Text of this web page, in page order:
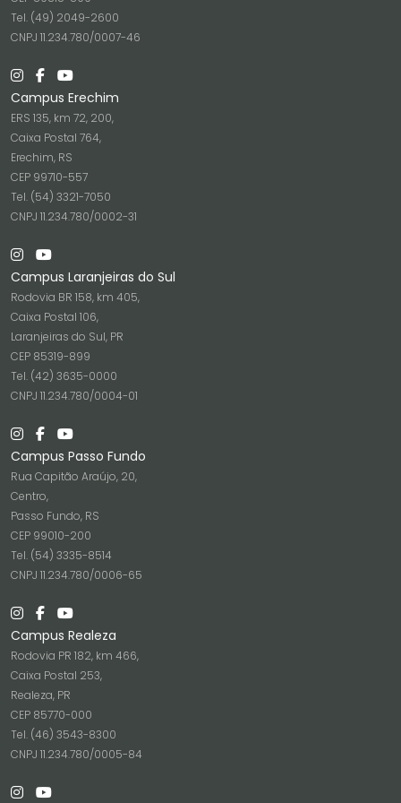
Tel. (49) 2049-2600
CNPJ 11.234.780/0007-46
Campus Erechim
ERS 135, km 72, 200,
Caixa Postal 764,
Erechim, RS
CEP 99710-557
Tel. (54) 3321-7050
CNPJ 11.234.780/0002-31
Campus Laranjeiras do Sul
Rodovia BR 158, km 405,
Caixa Postal 106,
Laranjeiras do Sul, PR
CEP 85319-899
Tel. (42) 3635-0000
CNPJ 11.234.780/0004-01
Campus Passo Fundo
Rua Capitão Araújo, 20,
Centro,
Passo Fundo, RS
CEP 99010-200
Tel. (54) 3335-8514
CNPJ 11.234.780/0006-65
Campus Realeza
Rodovia PR 182, km 466,
Caixa Postal 253,
Realeza, PR
CEP 85770-000
Tel. (46) 3543-8300
CNPJ 11.234.780/0005-84